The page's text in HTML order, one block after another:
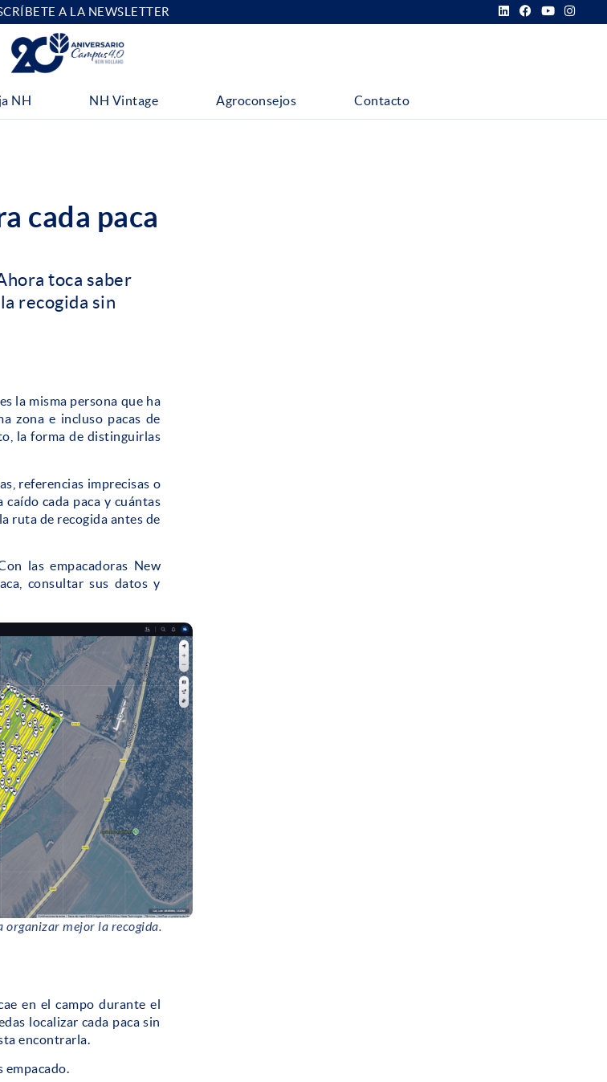
A LA NEWSLETTER
NH NH Vintage Agroconsejos Contacto
cada paca
toca saber
recogida sin
la misma persona que ha
zona e incluso pacas de
la forma de distinguirlas
referencias imprecisas o
caído cada paca y cuántas
ruta de recogida antes de
las empacadoras New
consultar sus datos y
organizar mejor la recogida.
en el campo durante el
localizar cada paca sin
encontrarla.
empacado.